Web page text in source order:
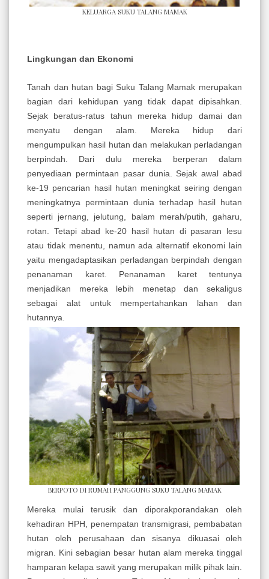
KELUARGA SUKU TALANG MAMAK
Lingkungan dan Ekonomi
Tanah dan hutan bagi Suku Talang Mamak merupakan
bagian dari kehidupan yang tidak dapat dipisahkan.
Sejak beratus-ratus tahun mereka hidup damai dan
menyatu dengan alam. Mereka hidup dari
mengumpulkan hasil hutan dan melakukan perladangan
berpindah. Dari dulu mereka berperan dalam
penyediaan permintaan pasar dunia. Sejak awal abad
ke-19 pencarian hasil hutan meningkat seiring dengan
meningkatnya permintaan dunia terhadap hasil hutan
seperti jernang, jelutung, balam merah/putih, gaharu,
rotan. Tetapi abad ke-20 hasil hutan di pasaran lesu
atau tidak menentu, namun ada alternatif ekonomi lain
yaitu mengadaptasikan perladangan berpindah dengan
penanaman karet. Penanaman karet tentunya
menjadikan mereka lebih menetap dan sekaligus
sebagai alat untuk mempertahankan lahan dan
hutannya.
BERPOTO DI RUMAH PANGGUNG SUKU TALANG MAMAK
Mereka mulai terusik dan diporakporandakan oleh
kehadiran HPH, penempatan transmigrasi, pembabatan
hutan oleh perusahaan dan sisanya dikuasai oleh
migran. Kini sebagian besar hutan alam mereka tinggal
hamparan kelapa sawit yang merupakan milik pihak lain.